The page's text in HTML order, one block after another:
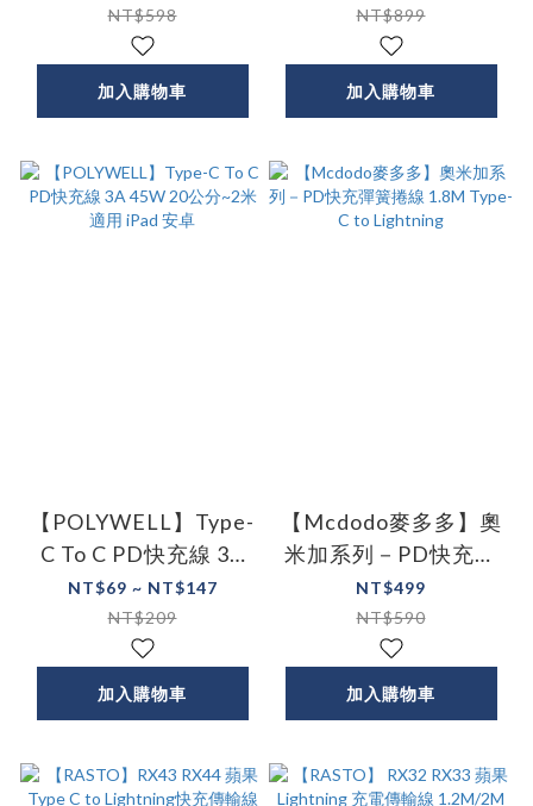
NT$598
加入購物車
安卓/TypeC適用 星河
系列 三色
NT$899
加入購物車
【POLYWELL】Type-
C To C PD快充線 3A
45W 20公分~2米 適用
iPad 安卓
NT$69 ~ NT$147
NT$209
加入購物車
【Mcdodo麥多多】奧
米加系列－PD快充彈
簧捲線 1.8M Type-C
to Lightning
NT$499
NT$590
加入購物車